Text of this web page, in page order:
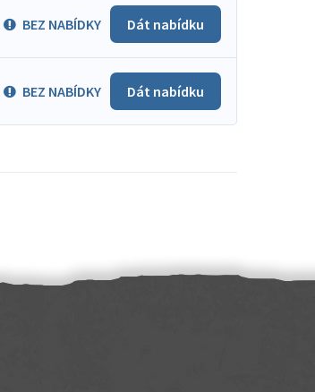
BEZ NABÍDKY Dát nabídku
BEZ NABÍDKY Dát nabídku